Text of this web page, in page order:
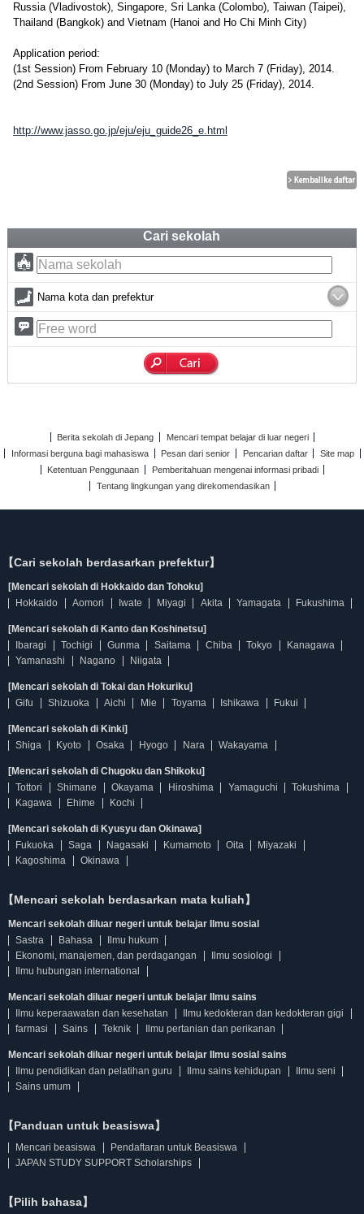
Russia (Vladivostok), Singapore, Sri Lanka (Colombo), Taiwan (Taipei),
Thailand (Bangkok) and Vietnam (Hanoi and Ho Chi Minh City)
Application period:
(1st Session) From February 10 (Monday) to March 7 (Friday), 2014.
(2nd Session) From June 30 (Monday) to July 25 (Friday), 2014.
http://www.jasso.go.jp/eju/eju_guide26_e.html
Cari sekolah
Nama kota dan prefektur
Berita sekolah di Jepang
Mencari tempat belajar di luar negeri
Informasi berguna bagi mahasiswa
Pesan dari senior Pencarian daftar
Site map
Ketentuan Penggunaan
Pemberitahuan mengenai informasi pribadi
Tentang lingkungan yang direkomendasikan
【Cari sekolah berdasarkan prefektur】
[Mencari sekolah di Hokkaido dan Tohoku]
Hokkaido
Aomori Iwate Miyagi Akita Yamagata Fukushima
[Mencari sekolah di Kanto dan Koshinetsu]
Ibaragi
Tochigi Gunma Saitama Chiba Tokyo
Kanagawa
Yamanashi
Nagano Niigata
[Mencari sekolah di Tokai dan Hokuriku]
Gifu
Shizuoka Aichi Mie Toyama Ishikawa Fukui
[Mencari sekolah di Kinki]
Shiga
Kyoto Osaka Hyogo Nara Wakayama
[Mencari sekolah di Chugoku dan Shikoku]
Tottori
Shimane Okayama Hiroshima Yamaguchi
Tokushima
Kagawa
Ehime Kochi
[Mencari sekolah di Kyusyu dan Okinawa]
Fukuoka
Saga Nagasaki Kumamoto Oita
Miyazaki
Kagoshima
Okinawa
【Mencari sekolah berdasarkan mata kuliah】
Mencari sekolah diluar negeri untuk belajar Ilmu sosial
Sastra
Bahasa
Ilmu hukum
Ekonomi, manajemen, dan perdagangan
Ilmu sosiologi
Ilmu hubungan international
Mencari sekolah diluar negeri untuk belajar Ilmu sains
Ilmu keperaawatan dan kesehatan
Ilmu kedokteran dan kedokteran gigi
farmasi
Sains Teknik Ilmu pertanian dan perikanan
Mencari sekolah diluar negeri untuk belajar Ilmu sosial sains
Ilmu pendidikan dan pelatihan guru
Ilmu sains kehidupan
Ilmu seni
Sains umum
【Panduan untuk beasiswa】
Mencari beasiswa
Pendaftaran untuk Beasiswa
JAPAN STUDY SUPPORT Scholarships
【Pilih bahasa】